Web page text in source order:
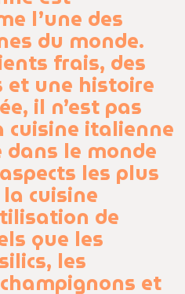
l’une des
du monde.
frais, des
et une histoire
il n’est pas
italienne
le monde
les plus
cuisine
de
que les
les
et